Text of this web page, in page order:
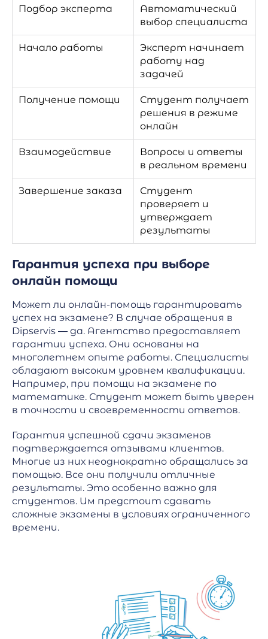
Подбор эксперта
Автоматический
выбор специалиста
Начало работы
Эксперт начинает
работу над
задачей
Получение помощи
Студент получает
решения в режиме
онлайн
Взаимодействие
Вопросы и ответы
в реальном времени
Завершение заказа
Студент
проверяет и
утверждает
результаты
Гарантия успеха при выборе
онлайн помощи
Может ли онлайн-помощь гарантировать
успех на экзамене? В случае обращения в
Dipservis — да. Агентство предоставляет
гарантии успеха. Они основаны на
многолетнем опыте работы. Специалисты
обладают высоким уровнем квалификации.
Например, при помощи на экзамене по
математике. Студент может быть уверен
в точности и своевременности ответов.
Гарантия успешной сдачи экзаменов
подтверждается отзывами клиентов.
Многие из них неоднократно обращались за
помощью. Все они получили отличные
результаты. Это особенно важно для
студентов. Им предстоит сдавать
сложные экзамены в условиях ограниченного
времени.